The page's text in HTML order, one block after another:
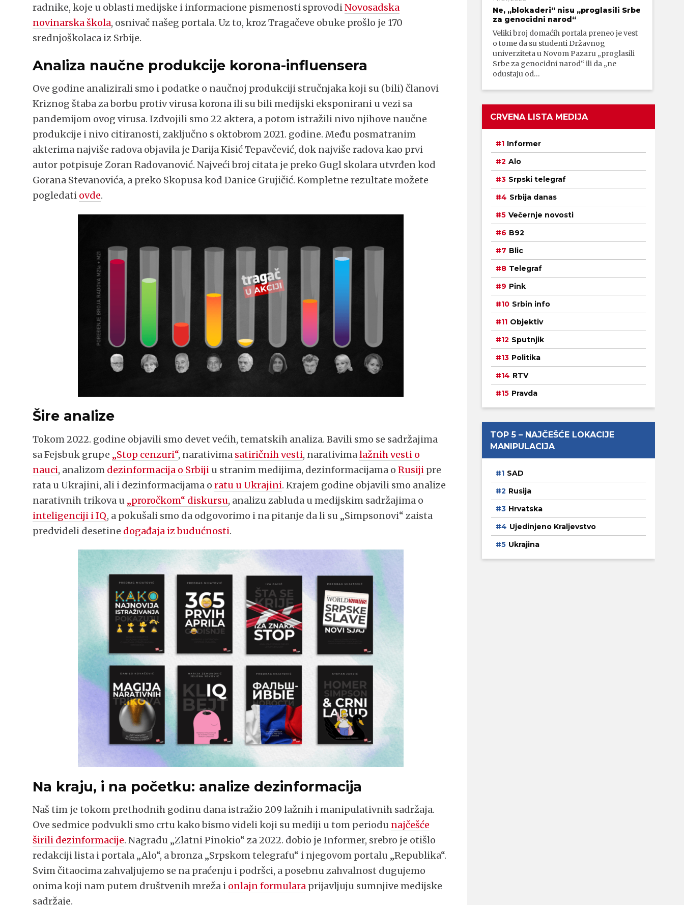
radnike, koje u oblasti medijske i informacione pismenosti sprovodiNovosadska
novinarska škola, osnivač našeg portala. Uz to, kroz Tragačeve obuke prošlo je 170
srednjoškolaca iz Srbije.
Analiza naučne produkcije korona-influensera
Ove godine analizirali smo i podatke o naučnoj produkciji stručnjaka koji su (bili) članovi
Kriznog štaba za borbu protiv virusa korona ili su bili medijski eksponirani u vezi sa
pandemijom ovog virusa. Izdvojili smo 22 aktera, a potom istražili nivo njihove naučne
produkcije i nivo citiranosti, zaključno s oktobrom 2021. godine. Među posmatranim
akterima najviše radova objavila je Darija Kisić Tepavčević, dok najviše radova kao prvi
autor potpisuje Zoran Radovanović. Najveći broj citata je preko Gugl skolara utvrđen kod
Gorana Stevanovića, a preko Skopusa kod Danice Grujičić. Kompletne rezultate možete
pogledati ovde.
Šire analize
Tokom 2022. godine objavili smo devet većih, tematskih analiza. Bavili smo se sadržajima
sa Fejsbuk grupe „Stop cenzuri“, narativima satiričnih vesti, narativimalažnih vesti o
nauci, analizom dezinformacija o Srbiji u stranim medijima, dezinformacijama oRusiji pre
rata u Ukrajini, ali i dezinformacijama oratu u Ukrajini. Krajem godine objavili smo analize
narativnih trikova u „proročkom“ diskursu, analizu zabluda u medijskim sadržajima o
inteligenciji i IQ, a pokušali smo da odgovorimo i na pitanje da li su „Simpsonovi“ zaista
predvideli desetine događaja iz budućnosti.
Na kraju, i na početku: analize dezinformacija
Naš tim je tokom prethodnih godinu dana istražio 209 lažnih i manipulativnih sadržaja.
Ove sedmice podvukli smo crtu kako bismo videli koji su mediji u tom periodu najčešće
širili dezinformacije. Nagradu „Zlatni Pinokio“ za 2022. dobio je Informer, srebro je otišlo
redakciji lista i portala „Alo“, a bronza „Srpskom telegrafu“ i njegovom portalu „Republika“.
Svim čitaocima zahvaljujemo se na praćenju i podršci, a posebnu zahvalnost dugujemo
onima koji nam putem društvenih mreža i onlajn formulara prijavljuju sumnjive medijske
sadržaje.
Ne, „blokaderi“ nisu „proglasili Srbe
za genocidni narod“
Veliki broj domaćih portala preneo je vest
o tome da su studenti Državnog
univerziteta u Novom Pazaru „proglasili
Srbe za genocidni narod“ ili da „ne
odustaju od…
CRVENA LISTA MEDIJA
Informer
Alo
Srpski telegraf
Srbija danas
Večernje novosti
B92
Blic
Telegraf
Pink
Srbin info
Objektiv
Sputnjik
Politika
RTV
Pravda
TOP 5 – NAJČEŠĆE LOKACIJE
MANIPULACIJA
SAD
Rusija
Hrvatska
Ujedinjeno Kraljevstvo
Ukrajina